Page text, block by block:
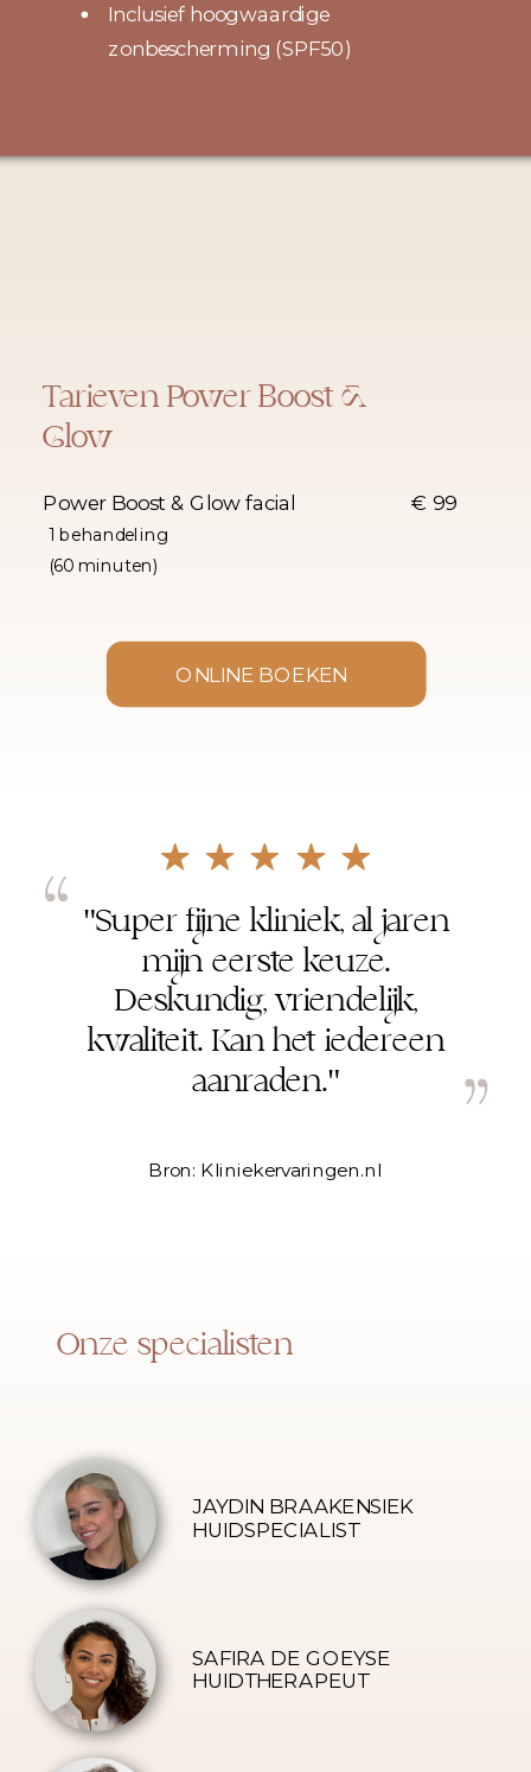
Inclusief hoogwaardige
zonbescherming (SPF50)
Tarieven Power Boost &
Glow
Power Boost & Glow facial € 99
1 behandeling
(60 minuten)
ONLINE BOEKEN
"Het was mijn eerste keer bij
Laurium en ik werd meteen
verrast door de relaxte, mooie
schone omgeving en
vriendelijke mensen."
Bron: Kliniekervaringen.nl
Onze specialisten
JAYDIN BRAAKENSIEK
HUIDSPECIALIST
SAFIRA DE GOEYSE
HUIDTHERAPEUT